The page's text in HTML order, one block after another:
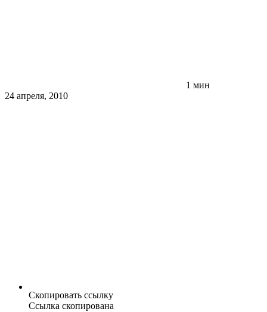
1 мин
24 апреля, 2010
Скопировать ссылку
Ссылка скопирована